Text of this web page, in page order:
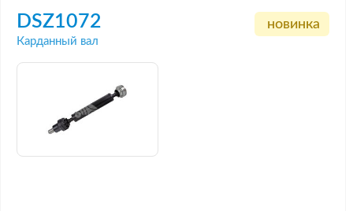
DSZ1072
Карданный вал
новинка